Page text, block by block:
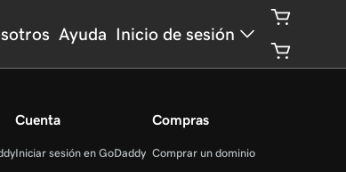
Ayuda Inicio de sesión
Cuenta
Iniciar sesión en GoDaddy
Compras
Comprar un dominio